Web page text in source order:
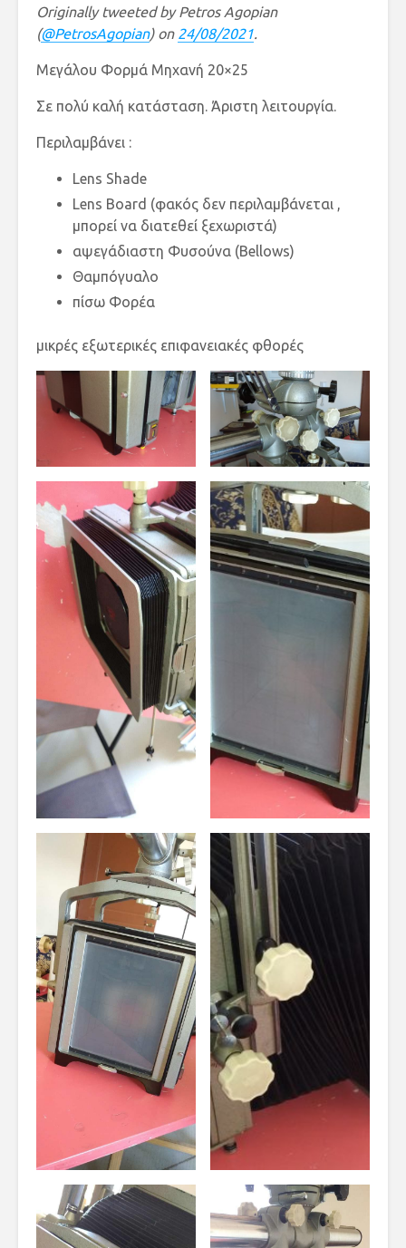
Originally tweeted by Petros Agopian
(@PetrosAgopian) on 24/08/2021.
Μεγάλου Φορμά Μηχανή 20×25
Σε πολύ καλή κατάσταση. Άριστη λειτουργία.
Περιλαμβάνει :
Lens Shade
Lens Board (φακός δεν περιλαμβάνεται ,
μπορεί να διατεθεί ξεχωριστά)
αψεγάδιαστη Φυσούνα (Bellows)
Θαμπόγυαλο
πίσω Φορέα
μικρές εξωτερικές επιφανειακές φθορές